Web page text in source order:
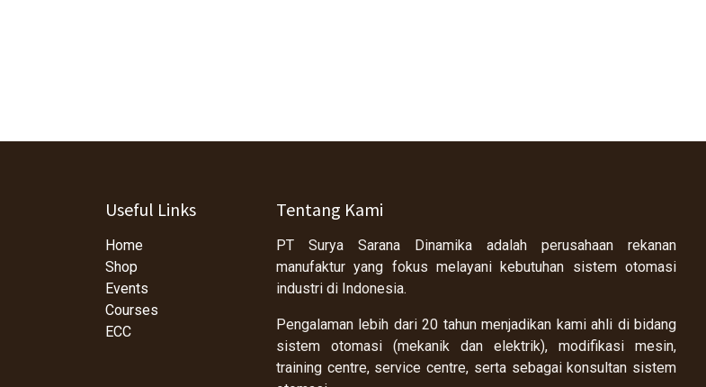
Useful Links
Home
Shop
Events
Courses
ECC
Tentang Kami
PT Surya Sarana Dinamika adalah perusahaan rekanan
manufaktur yang fokus melayani kebutuhan sistem otomasi
industri di Indonesia.
Pengalaman lebih dari 20 tahun menjadikan kami ahli di bidang
sistem otomasi (mekanik dan elektrik), modifikasi mesin,
training centre, service centre, serta sebagai konsultan sistem